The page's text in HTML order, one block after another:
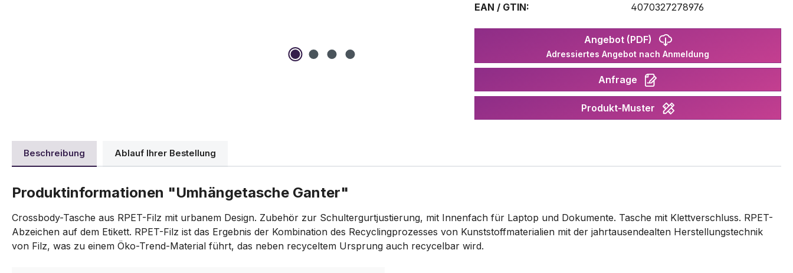
EAN / GTIN:
4070327278976
Angebot (PDF)
Adressiertes Angebot nach Anmeldung
Anfrage
Produkt-Muster
Beschreibung Ablauf Ihrer Bestellung
Produktinformationen "Umhängetasche Ganter"
Crossbody-Tasche aus RPET-Filz mit urbanem Design. Zubehör zur Schultergurtjustierung, mit Innenfach für Laptop und Dokumente. Tasche mit Klettverschluss. RPET-
Abzeichen auf dem Etikett. RPET-Filz ist das Ergebnis der Kombination des Recyclingprozesses von Kunststoffmaterialien mit der jahrtausendealten Herstellungstechnik
von Filz, was zu einem Öko-Trend-Material führt, das neben recyceltem Ursprung auch recycelbar wird.